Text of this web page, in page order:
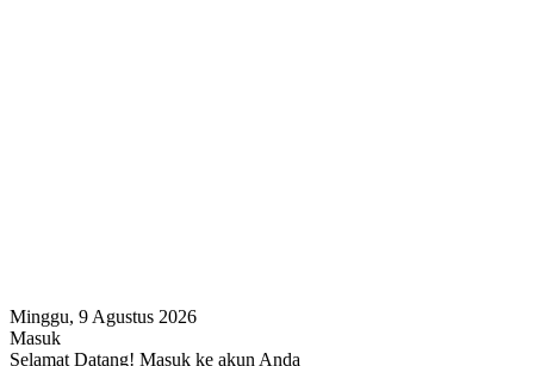
Minggu, 9 Agustus 2026
Masuk
Selamat Datang! Masuk ke akun Anda